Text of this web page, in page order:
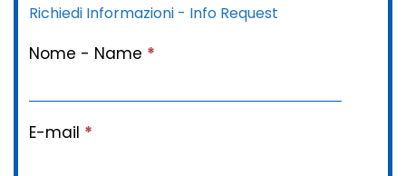
Richiedi Informazioni - Info Request
Nome - Name *
E-mail *